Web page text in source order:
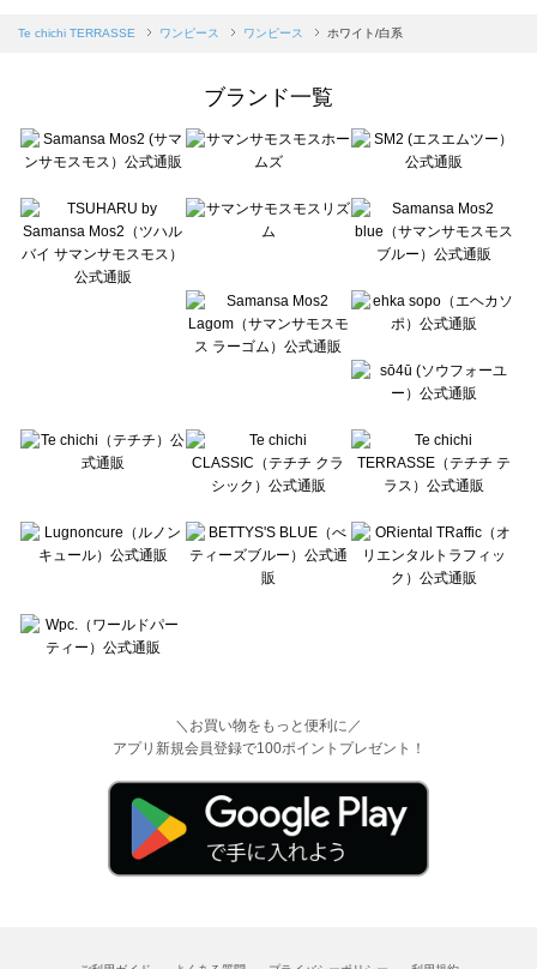
Samansa Mos2 blue（サマンサモスモス ブルー）のワンピース一覧
sō4ū（ソウフォーユー）のワンピース一覧
Te chichi（テチチ）のワンピース一覧
Te chichi CLASSIC（テチチ クラシック）のワンピース一覧
Lugnoncure（ルノンキュール）のワンピース一覧
BETTY'S BLUE（べティーズブルー）のワンピース一覧
Wpc.（ワールドパーティー）のワンピース一覧
Te chichi TERRASSE ワンピース ワンピース ホワイト/白系
ブランド一覧
＼お買い物をもっと便利に／
アプリ新規会員登録で100ポイントプレゼント！